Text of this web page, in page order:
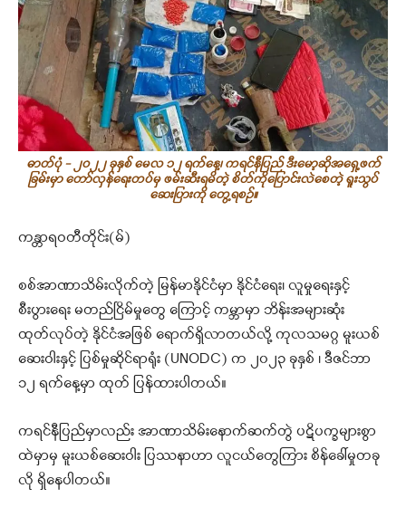
ဓာတ်ပုံ - ၂၀၂၂ ခုနှစ် မေလ ၁၂ ရက်နေ့၊ ကရင်နီပြည် ဒီးမော့ဆိုအရှေ့ဖက်
ခြမ်းမှာ တော်လှန်ရေးတပ်မှ ဖမ်းဆီးရမိတဲ့ စိတ်ကိုပြောင်းလဲစေတဲ့ ရူးသွပ်
ဆေးပြား‌ကို တွေ့ရစဉ်။
ကန္တာရဝတီတိုင်း(မ်)
စစ်အာဏာသိမ်းလိုက်တဲ့ မြန်မာနိုင်ငံမှာ နိုင်ငံရေး၊ လူမှုရေးနှင့်
စီးပွားရေး မတည်ငြိမ်မှုတွေ ကြောင့် ကမ္ဘာမှာ ဘိန်းအများဆုံး
ထုတ်လုပ်တဲ့ နိုင်ငံအဖြစ် ရောက်ရှိလာတယ်လို့ ကုလသမဂ္ဂ မူးယစ်
ဆေးဝါးနှင့် ပြစ်မှုဆိုင်ရာရုံး (UNODC) က ၂၀၂၃ ခုနှစ် ၊ ဒီဇင်ဘာ
၁၂ ရက်နေ့မှာ ထုတ် ပြန်ထားပါတယ်။
ကရင်နီပြည်မှာလည်း အာဏာသိမ်းနောက်ဆက်တွဲ ပဋိပက္ခများစွာ
ထဲမှာမှ မူးယစ်ဆေးဝါး ပြဿနာဟာ လူငယ်တွေကြား စိန်ခေါ်မှုတခု
လို ရှိနေပါတယ်။